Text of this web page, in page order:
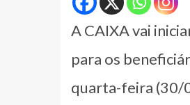
A CAIXA vai
para os
quarta-feira (30/